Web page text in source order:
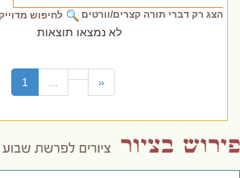
לחיפוש הצג רק דברי תורה קצרים/וורטים
לא נמצאו תוצאות
1 «